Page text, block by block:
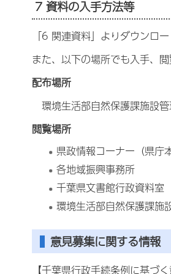
7 資料の入手方法等
「6 関連資料」よりダウンロー
また、以下の場所でも入手、閲
配布場所
環境生活部自然保護課施設
閲覧場所
県政情報コーナー（県庁
各地域振興事務所
千葉県文書館行政資料室
環境生活部自然保護課施
意見募集に関する情報
【千葉県行政手続条例に基づ